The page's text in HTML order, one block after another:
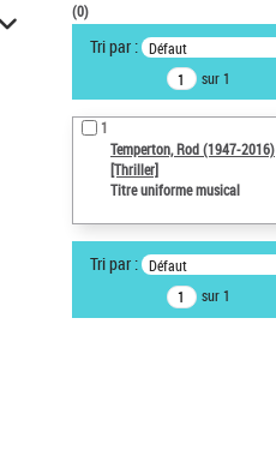
VOTRE RECHERCHE
Recherche avancée dans les
notices d’autorité
Œuvres liées à l'auteur :
Temperton, Rod (1947-2016)
Auteur d’œuvre
ne s'applique pas
Type de notice d'autorité
(0)
Tri par : Défaut
sur 1
1
Temperton, Rod (1947-2016)
[Thriller]
Titre uniforme musical
Tri par : Défaut
sur 1